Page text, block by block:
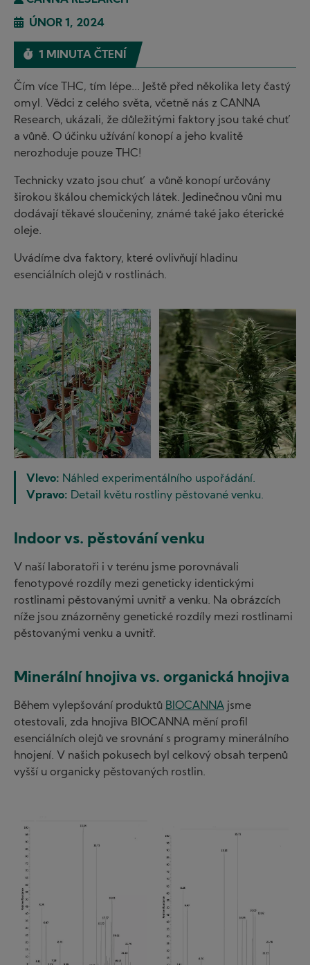
ÚNOR 1, 2024
1 MINUTA ČTENÍ
Čím více THC, tím lépe... Ještě před několika lety častý
omyl. Vědci z celého světa, včetně nás z CANNA
Research, ukázali, že důležitými faktory jsou také chuť
a vůně. O účinku užívání konopí a jeho kvalitě
nerozhoduje pouze THC!
Technicky vzato jsou chuť a vůně konopí určovány
širokou škálou chemických látek. Jedinečnou vůni mu
dodávají těkavé sloučeniny, známé také jako éterické
oleje.
Uvádíme dva faktory, které ovlivňují hladinu
esenciálních olejů v rostlinách.
Image
Vlevo: Náhled experimentálního uspořádání.
Vpravo: Detail květu rostliny pěstované venku.
Indoor vs. pěstování venku
V naší laboratoři i v terénu jsme porovnávali
fenotypové rozdíly mezi geneticky identickými
rostlinami pěstovanými uvnitř a venku. Na obrázcích
níže jsou znázorněny genetické rozdíly mezi rostlinami
pěstovanými venku a uvnitř.
Minerální hnojiva vs. organická hnojiva
Během vylepšování produktů BIOCANNA jsme
otestovali, zda hnojiva BIOCANNA mění profil
esenciálních olejů ve srovnání s programy minerálního
hnojení. V našich pokusech byl celkový obsah terpenů
vyšší u organicky pěstovaných rostlin.
m
a
g
e
m
a
g
e